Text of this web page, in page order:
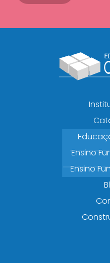
Ensino
Ensino